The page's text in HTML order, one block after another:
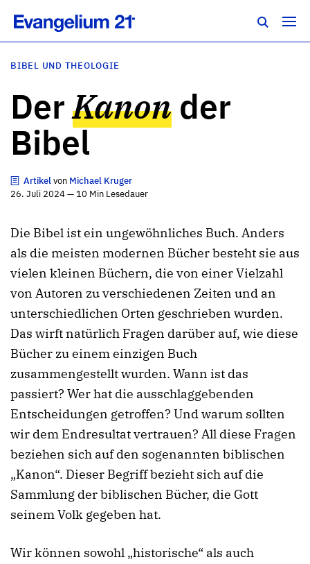
BIBEL UND THEOLOGIE
DerKanon der
Bibel
Artikelvon Michael Kruger
26. Juli 2024 — 10 Min Lesedauer
Die Bibel ist ein ungewöhnliches Buch. Anders
als die meisten modernen Bücher besteht sie aus
vielen kleinen Büchern, die von einer Vielzahl
von Autoren zu verschiedenen Zeiten und an
unterschiedlichen Orten geschrieben wurden.
Das wirft natürlich Fragen darüber auf, wie diese
Bücher zu einem einzigen Buch
zusammengestellt wurden. Wann ist das
passiert? Wer hat die ausschlaggebenden
Entscheidungen getroffen? Und warum sollten
wir dem Endresultat vertrauen? All diese Fragen
beziehen sich auf den sogenannten biblischen
„Kanon“. Dieser Begriff bezieht sich auf die
Sammlung der biblischen Bücher, die Gott
seinem Volk gegeben hat.
Wir können sowohl „historische“ als auch